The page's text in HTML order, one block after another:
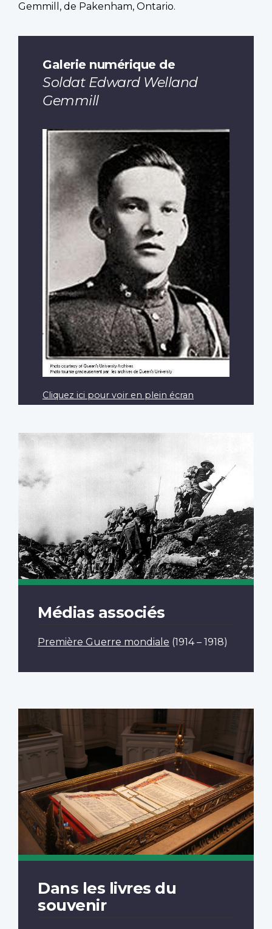
Gemmill, de Pakenham, Ontario.
Galerie numérique de
Soldat Edward Welland
Gemmill
Cliquez ici pour voir en plein écran
Médias associés
Première Guerre mondiale (1914 – 1918)
Dans les livres du
souvenir